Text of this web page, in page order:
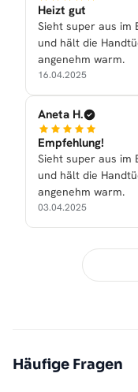
Heizt gut
Sieht super aus im
und hält die
angenehm warm.
16.04.2025
Aneta H.
Empfehlung!
Sieht super aus im
und hält die
angenehm warm.
03.04.2025
Häufige Fragen